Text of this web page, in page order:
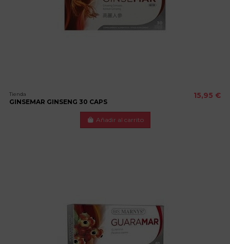
Tienda
GINSEMAR GINSENG 30 CAPS
15,95 €
Añadir al carrito